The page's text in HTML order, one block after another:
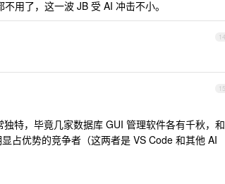
用了，这一波 JB 受 AI 冲击不小。
14
15
特，毕竟几家数据库 GUI 管理软件各有千秋，和
占优势的竞争者（这两者是 VS Code 和其他 AI